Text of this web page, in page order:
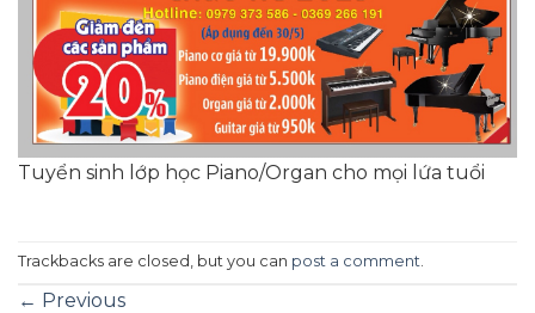
Tuyển sinh lớp học Piano/Organ cho mọi lứa tuổi
Trackbacks are closed, but you can post a comment.
← Previous